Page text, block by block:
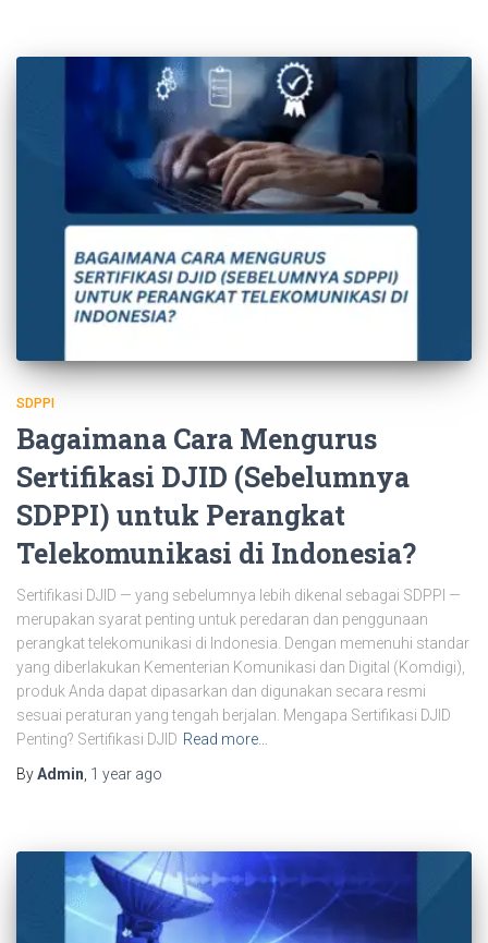
SDPPI
Bagaimana Cara Mengurus
Sertifikasi DJID (Sebelumnya
SDPPI) untuk Perangkat
Telekomunikasi di Indonesia?
Sertifikasi DJID — yang sebelumnya lebih dikenal sebagai SDPPI —
merupakan syarat penting untuk peredaran dan penggunaan
perangkat telekomunikasi di Indonesia. Dengan memenuhi standar
yang diberlakukan Kementerian Komunikasi dan Digital (Komdigi),
produk Anda dapat dipasarkan dan digunakan secara resmi
sesuai peraturan yang tengah berjalan. Mengapa Sertifikasi DJID
Penting? Sertifikasi DJID Read more…
ByAdmin 1 year ago